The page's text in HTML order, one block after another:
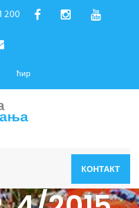
200
ћир
КОНТАКТ